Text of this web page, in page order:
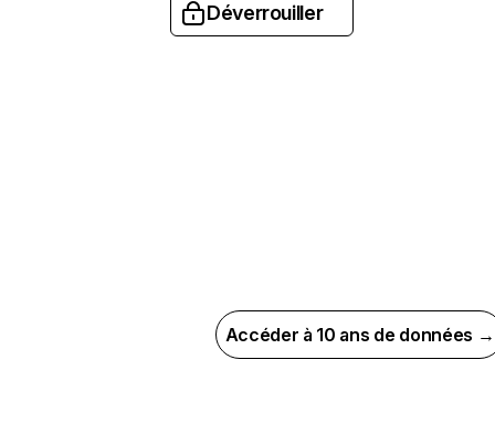
Déverrouiller
Accéder à 10 ans de données →